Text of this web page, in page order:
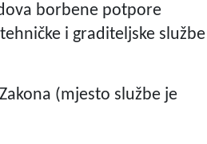
borbene potpore
i graditeljske službe
(mjesto službe je